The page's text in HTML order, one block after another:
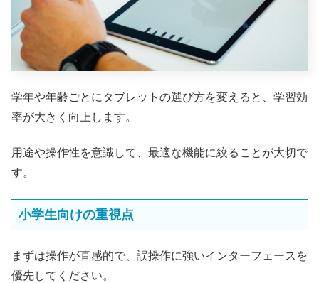
学年や年齢ごとにタブレットの選び方を変えると、学習効
率が大きく向上します。
用途や操作性を意識して、最適な機能に絞ることが大切で
す。
小学生向けの重視点
まずは操作が直感的で、誤操作に強いインターフェースを
優先してください。